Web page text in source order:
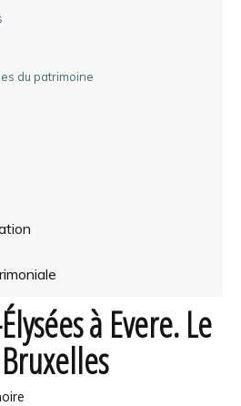
du patrimoine
à Evere. Le